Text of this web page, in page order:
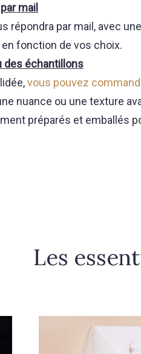
mail
répondra par mail, avec
fonction de vos choix.
des échantillons
vous pouvez
nuance ou une texture
préparés et emballés
Les